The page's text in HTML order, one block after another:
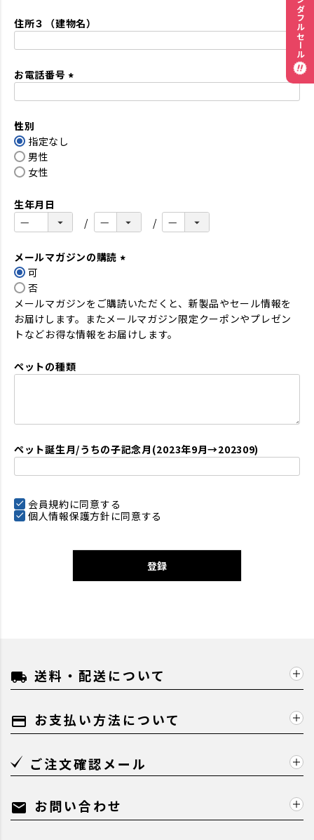
須
住所３（建物名）
お電話番号
性別
指定なし
男性
女性
生年月日
メールマガジンの購読
須
)
可
否
メールマガジンをご購読いただくと、新製品やセール情報を
お届けします。またメールマガジン限定クーポンやプレゼン
トなどお得な情報をお届けします。
ペットの種類
ペット誕生月/うちの子記念月(2023年9月→202309)
会員規約に同意する
個人情報保護方針 に同意する
登録
local_shipping 送料・配送について
payment お支払い方法について
ご注文確認メール
mail お問い合わせ
ワンダフルセール